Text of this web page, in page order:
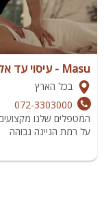
Masu - עיסוי עד אליך
בכל הארץ
072-3303000
המטפלים שלנו
על רמת הגיינה גבוהה